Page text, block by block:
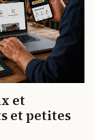
et
et petites